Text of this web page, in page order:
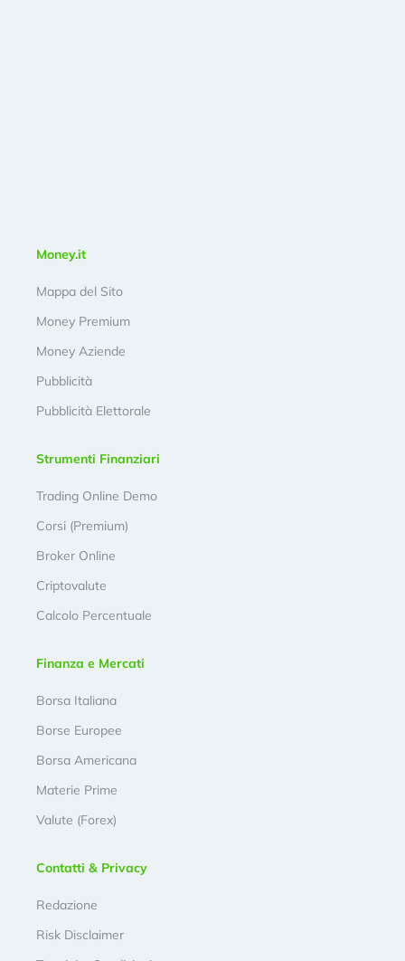
Money.it
Mappa del Sito
Money Premium
Money Aziende
Pubblicità
Pubblicità Elettorale
Strumenti Finanziari
Trading Online Demo
Corsi (Premium)
Broker Online
Criptovalute
Calcolo Percentuale
Finanza e Mercati
Borsa Italiana
Borse Europee
Borsa Americana
Materie Prime
Valute (Forex)
Contatti & Privacy
Redazione
Risk Disclaimer